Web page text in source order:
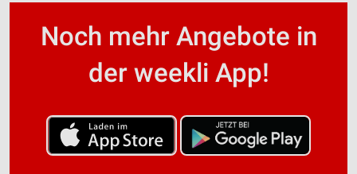
Noch mehr Angebote in
der weekli App!